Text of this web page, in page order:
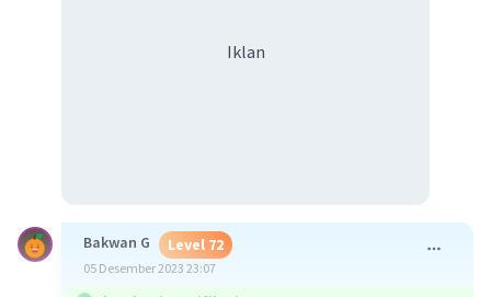
Iklan
Bakwan G Level 72
05 Desember 2023 23:07